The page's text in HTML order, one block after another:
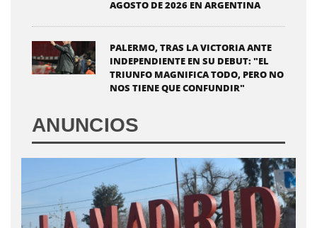
AGOSTO DE 2026 EN ARGENTINA
PALERMO, TRAS LA VICTORIA ANTE
INDEPENDIENTE EN SU DEBUT: "EL
TRIUNFO MAGNIFICA TODO, PERO NO
NOS TIENE QUE CONFUNDIR"
ANUNCIOS